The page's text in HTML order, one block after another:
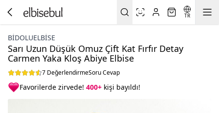
TR
BIDOLUELBISE
Sarı Uzun Düşük Omuz Çift Kat Fırfır Detay
Carmen Yaka Kloş Abiye Elbise
7 DeğerlendirmeSoru Cevap
Favorilerde zirvede! 400+ kişi bayıldı!